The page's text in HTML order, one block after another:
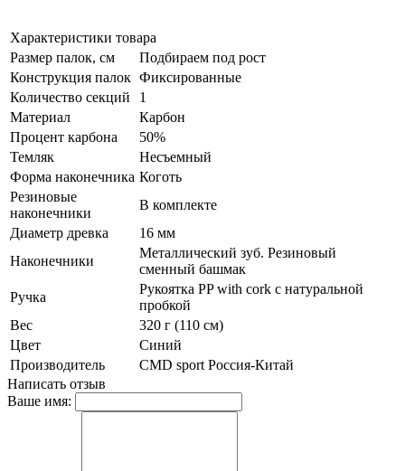
Характеристики товара
Размер палок, см
Подбираем под рост
Конструкция палок Фиксированные
Количество секций
1
Материал
Карбон
Процент карбона
50%
Темляк
Несъемный
Форма наконечника Коготь
Резиновые
наконечники
В комплекте
Диаметр древка
16 мм
Наконечники
Металлический зуб. Резиновый
сменный башмак
Ручка
Рукоятка PP with cork с натуральной
пробкой
Вес
320 г (110 см)
Цвет
Синий
Производитель
CMD sport Россия-Китай
Написать отзыв
Ваше имя: